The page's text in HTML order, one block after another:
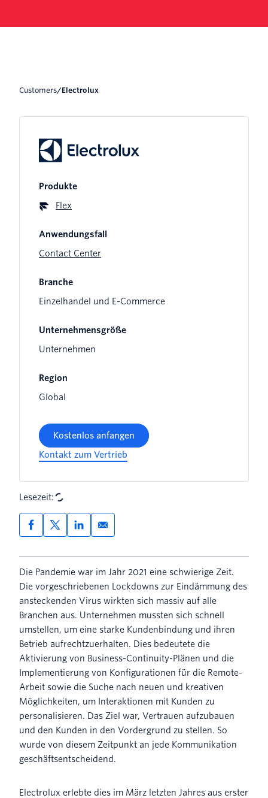
Customers/ Electrolux
Produkte
Flex
Anwendungsfall
Contact Center
Branche
Einzelhandel und E-Commerce
Unternehmensgröße
Unternehmen
Region
Global
Kostenlos anfangen
Kontakt zum Vertrieb
Lesezeit:
Die Pandemie war im Jahr 2021 eine schwierige Zeit.
Die vorgeschriebenen Lockdowns zur Eindämmung des
ansteckenden Virus wirkten sich massiv auf alle
Branchen aus. Unternehmen mussten sich schnell
umstellen, um eine starke Kundenbindung und ihren
Betrieb aufrechtzuerhalten. Dies bedeutete die
Aktivierung von Business-Continuity-Plänen und die
Implementierung von Konfigurationen für die Remote-
Arbeit sowie die Suche nach neuen und kreativen
Möglichkeiten, um Interaktionen mit Kunden zu
personalisieren. Das Ziel war, Vertrauen aufzubauen
und den Kunden in den Vordergrund zu stellen. So
wurde von diesem Zeitpunkt an jede Kommunikation
geschäftsentscheidend.
Electrolux erlebte dies im März letzten Jahres aus erster